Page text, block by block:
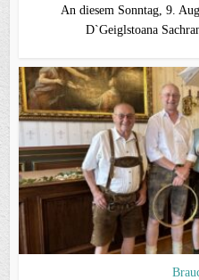
An diesem Sonntag, 9.
D`Geiglstoana